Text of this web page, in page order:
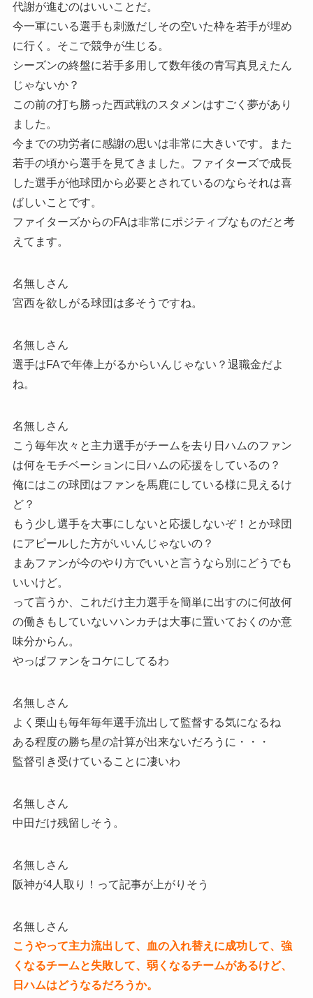
代謝が進むのはいいことだ。
今一軍にいる選手も刺激だしその空いた枠を若手が埋め
に行く。そこで競争が生じる。
シーズンの終盤に若手多用して数年後の青写真見えたん
じゃないか？
この前の打ち勝った西武戦のスタメンはすごく夢があり
ました。
今までの功労者に感謝の思いは非常に大きいです。また
若手の頃から選手を見てきました。ファイターズで成長
した選手が他球団から必要とされているのならそれは喜
ばしいことです。
ファイターズからのFAは非常にポジティブなものだと考
えてます。
名無しさん
宮西を欲しがる球団は多そうですね。
名無しさん
選手はFAで年俸上がるからいんじゃない？退職金だよ
ね。
名無しさん
こう毎年次々と主力選手がチームを去り日ハムのファン
は何をモチベーションに日ハムの応援をしているの？
俺にはこの球団はファンを馬鹿にしている様に見えるけ
ど？
もう少し選手を大事にしないと応援しないぞ！とか球団
にアピールした方がいいんじゃないの？
まあファンが今のやり方でいいと言うなら別にどうでも
いいけど。
って言うか、これだけ主力選手を簡単に出すのに何故何
の働きもしていないハンカチは大事に置いておくのか意
味分からん。
やっぱファンをコケにしてるわ
名無しさん
よく栗山も毎年毎年選手流出して監督する気になるね
ある程度の勝ち星の計算が出来ないだろうに・・・
監督引き受けていることに凄いわ
名無しさん
中田だけ残留しそう。
名無しさん
阪神が4人取り！って記事が上がりそう
名無しさん
こうやって主力流出して、血の入れ替えに成功して、強
くなるチームと失敗して、弱くなるチームがあるけど、
日ハムはどうなるだろうか。